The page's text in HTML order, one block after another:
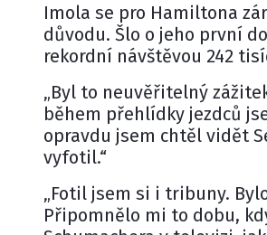
Imola se pro Hamiltona
důvodu. Šlo o jeho první
rekordní návštěvou 242
„Byl to neuvěřitelný
během přehlídky jezdců
opravdu jsem chtěl vidět
vyfotil.“
„Fotil jsem si i tribuny.
Připomnělo mi to dobu,